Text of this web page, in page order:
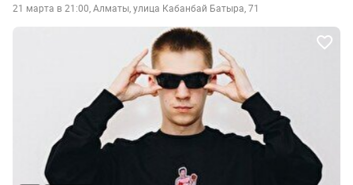
21 марта в 21:00, Алматы, улица Кабанбай Батыра, 71